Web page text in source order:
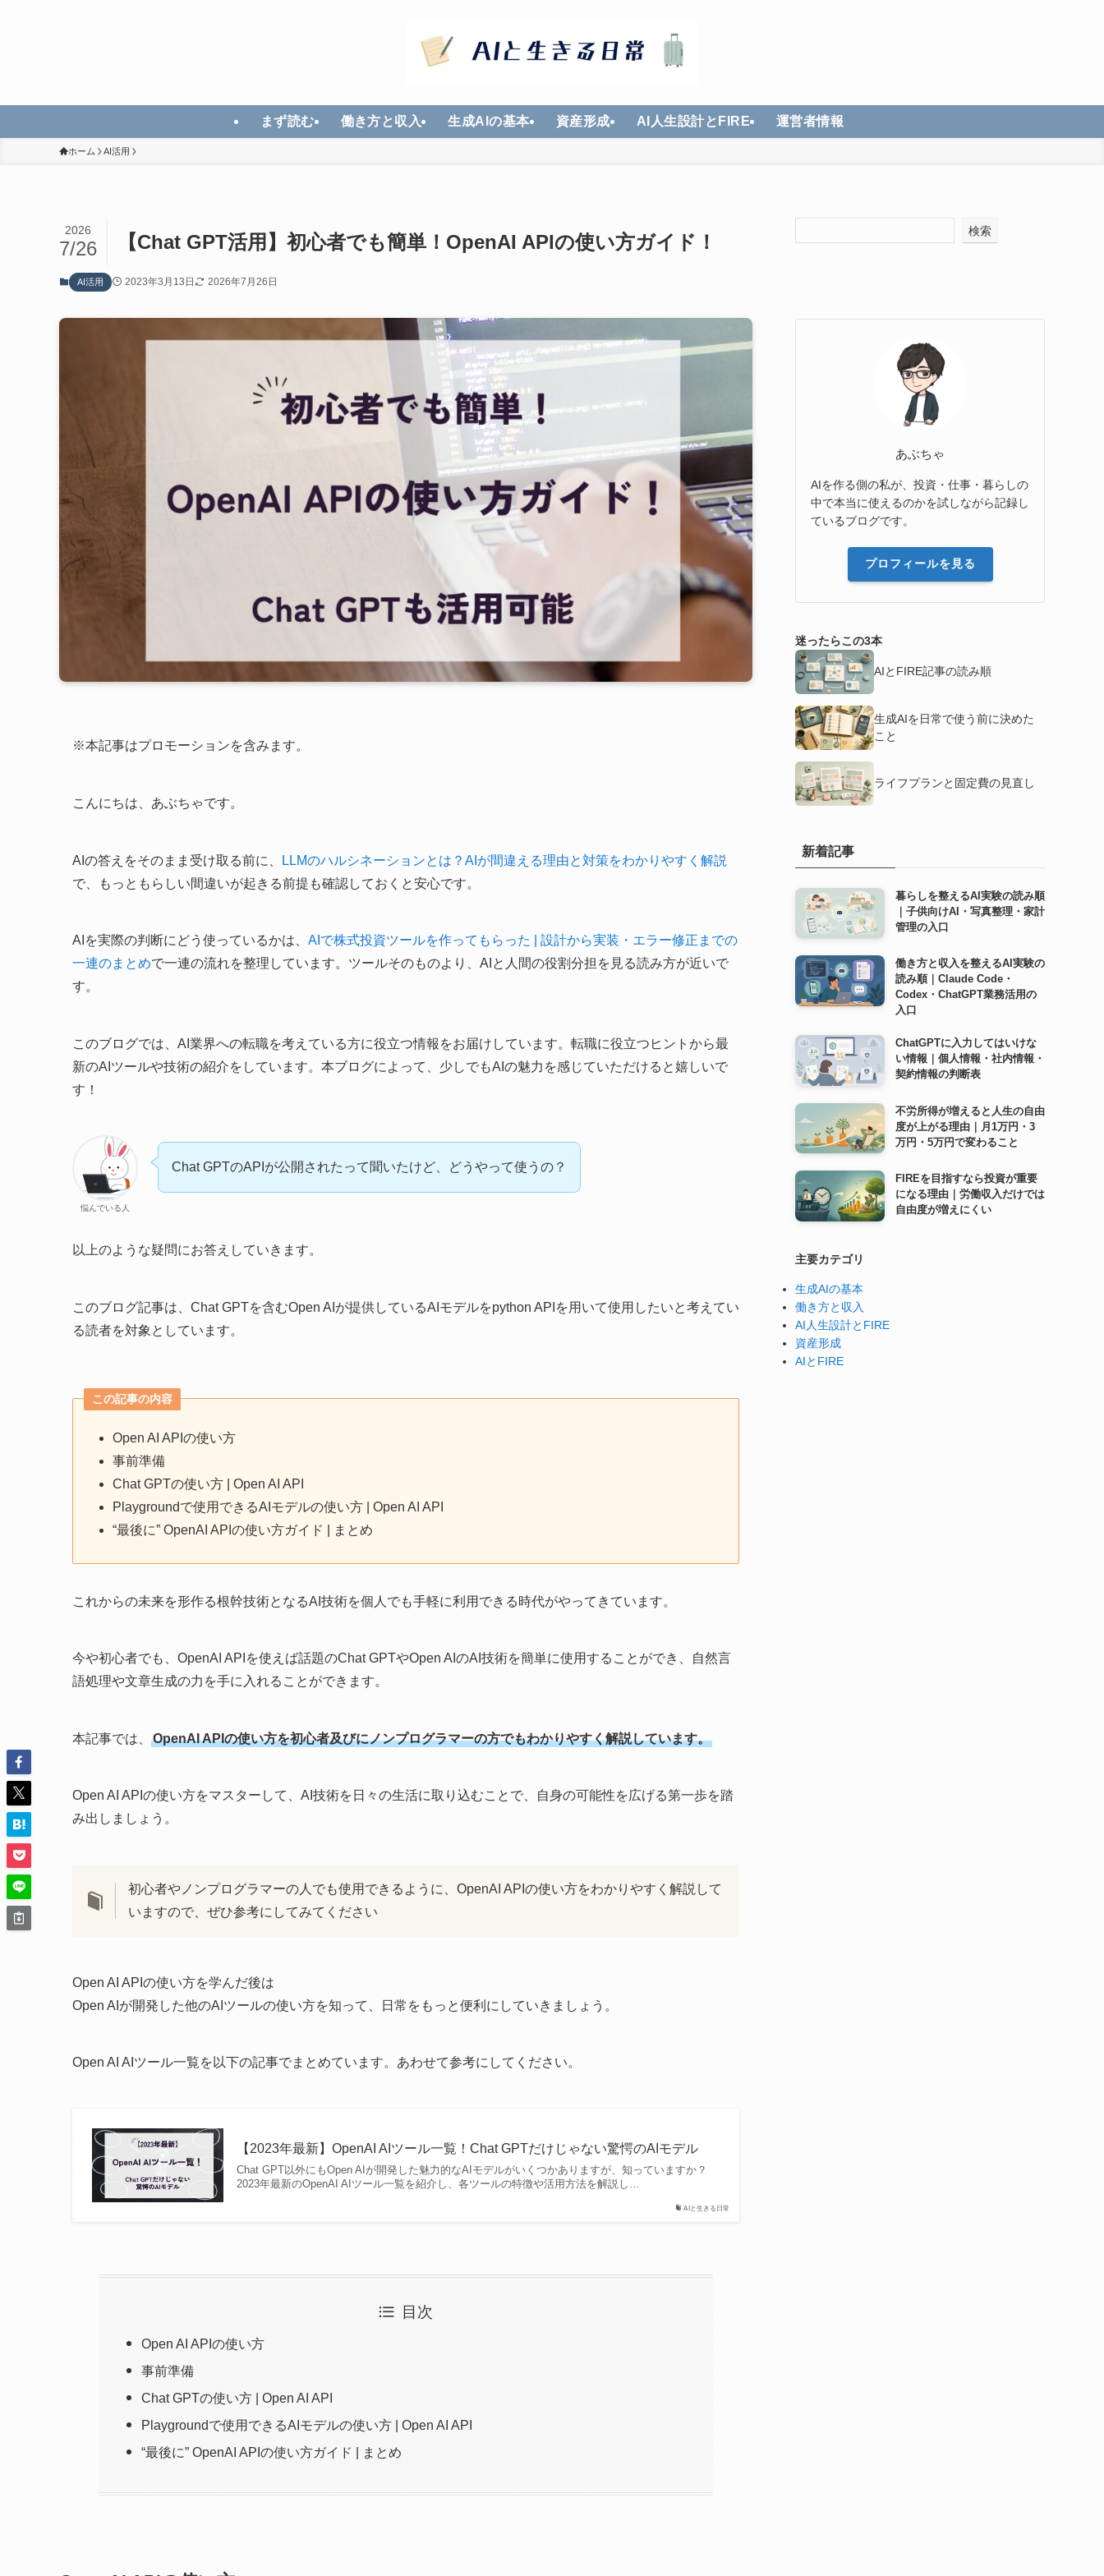
まず読む 働き方と収入 生成AIの基本 資産形成 AI人生設計とFIRE 運営者情報
ホーム AI活用
【Chat GPT活用】初心者でも簡単！OpenAI APIの使い方ガイド！
2026
7/26
AI活用 2023年3月13日 2026年7月26日
※本記事はプロモーションを含みます。
こんにちは、あぶちゃです。
AIの答えをそのまま受け取る前に、
LLMのハルシネーションとは？AIが間違える理由と対策をわかりやすく解説
で、もっともらしい間違いが起きる前提も確認しておくと安心です。
AIを実際の判断にどう使っているかは、 AIで株式投資ツールを作ってもらった | 設計から実装・エラー修正までの
一連のまとめで一連の流れを整理しています。ツールそのものより、AIと人間の役割分担を見る読み方が近いで
す。
このブログでは、AI業界への転職を考えている方に役立つ情報をお届けしています。転職に役立つヒントから最
新のAIツールや技術の紹介をしています。本ブログによって、少しでもAIの魅力を感じていただけると嬉しいで
す！
悩んでいる人
Chat GPTのAPIが公開されたって聞いたけど、どうやって使うの？
以上のような疑問にお答えしていきます。
このブログ記事は、Chat GPTを含むOpen AIが提供しているAIモデルをpython APIを用いて使用したいと考えてい
る読者を対象としています。
この記事の内容
Open AI APIの使い方
事前準備
Chat GPTの使い方 | Open AI API
Playgroundで使用できるAIモデルの使い方 | Open AI API
“最後に” OpenAI APIの使い方ガイド | まとめ
これからの未来を形作る根幹技術となるAI技術を個人でも手軽に利用できる時代がやってきています。
今や初心者でも、OpenAI APIを使えば話題のChat GPTやOpen AIのAI技術を簡単に使用することができ、自然言
語処理や文章生成の力を手に入れることができます。
本記事では、 OpenAI APIの使い方を初心者及びにノンプログラマーの方でもわかりやすく解説しています。
Open AI APIの使い方をマスターして、AI技術を日々の生活に取り込むことで、自身の可能性を広げる第一歩を踏
み出しましょう。
初心者やノンプログラマーの人でも使用できるように、OpenAI APIの使い方をわかりやすく解説して
いますので、ぜひ参考にしてみてください
Open AI APIの使い方を学んだ後は
Open AIが開発した他のAIツールの使い方を知って、日常をもっと便利にしていきましょう。
Open AI AIツール一覧を以下の記事でまとめています。あわせて参考にしてください。
AIと生きる日常
【2023年最新】OpenAI AIツール一覧！Chat GPTだけじゃない驚愕のAIモデル
Chat GPT以外にもOpen AIが開発した魅力的なAIモデルがいくつかありますが、知っていますか？
2023年最新のOpenAI AIツール一覧を紹介し、各ツールの特徴や活用方法を解説し…
目次
Open AI APIの使い方
事前準備
Chat GPTの使い方 | Open AI API
Playgroundで使用できるAIモデルの使い方 | Open AI API
“最後に” OpenAI APIの使い方ガイド | まとめ
検索
あぶちゃ
AIを作る側の私が、投資・仕事・暮らしの
中で本当に使えるのかを試しながら記録し
ているブログです。
プロフィールを見る
迷ったらこの3本
AIとFIRE記事の読み順
生成AIを日常で使う前に決めた
こと
ライフプランと固定費の見直し
新着記事
暮らしを整えるAI実験の読み順
｜子供向けAI・写真整理・家計
管理の入口
働き方と収入を整えるAI実験の
読み順｜Claude Code・
Codex・ChatGPT業務活用の
入口
ChatGPTに入力してはいけな
い情報｜個人情報・社内情報・
契約情報の判断表
不労所得が増えると人生の自由
度が上がる理由｜月1万円・3
万円・5万円で変わること
FIREを目指すなら投資が重要
になる理由｜労働収入だけでは
自由度が増えにくい
主要カテゴリ
生成AIの基本
働き方と収入
AI人生設計とFIRE
資産形成
AIとFIRE